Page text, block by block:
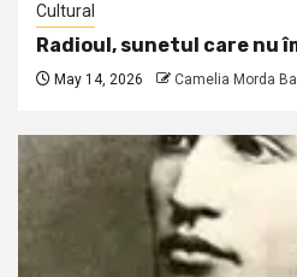
Cultural
Radioul, sunetul care nu
May 14, 2026 Camelia Morda